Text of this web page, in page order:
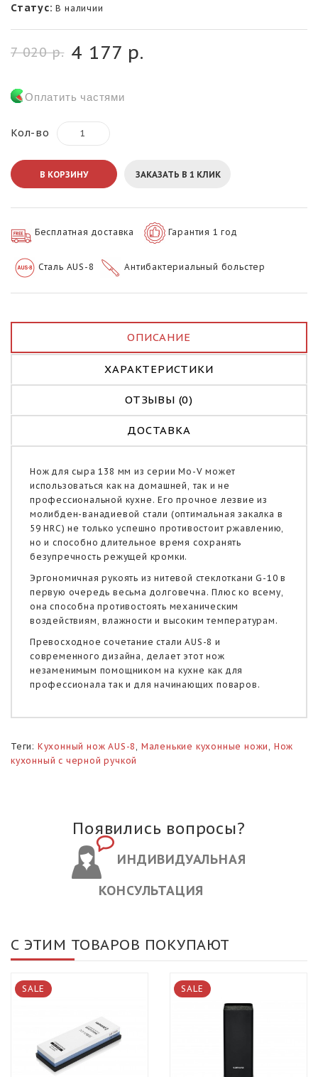
Статус: В наличии
7 020 р. 4 177 р.
Оплатить частями
Кол-во
В КОРЗИНУ ЗАКАЗАТЬ В 1 КЛИК
Бесплатная доставка Гарантия 1 год
Сталь AUS-8 Антибактериальный больстер
ОПИСАНИЕ
ХАРАКТЕРИСТИКИ
ОТЗЫВЫ (0)
ДОСТАВКА
Нож для сыра 138 мм из серии Mo-V может
использоваться как на домашней, так и не
профессиональной кухне. Его прочное лезвие из
молибден-ванадиевой стали (оптимальная закалка в
59 HRC) не только успешно противостоит ржавлению,
но и способно длительное время сохранять
безупречность режущей кромки.
Эргономичная рукоять из нитевой стеклоткани G-10 в
первую очередь весьма долговечна. Плюс ко всему,
она способна противостоять механическим
воздействиям, влажности и высоким температурам.
Превосходное сочетание стали AUS-8 и
современного дизайна, делает этот нож
незаменимым помощником на кухне как для
профессионала так и для начинающих поваров.
Теги: Кухонный нож AUS-8 Маленькие кухонные ножи
Нож
кухонный с черной ручкой
Появились вопросы?
ИНДИВИДУАЛЬНАЯ
КОНСУЛЬТАЦИЯ
С ЭТИМ ТОВАРОВ ПОКУПАЮТ
SALE SALE